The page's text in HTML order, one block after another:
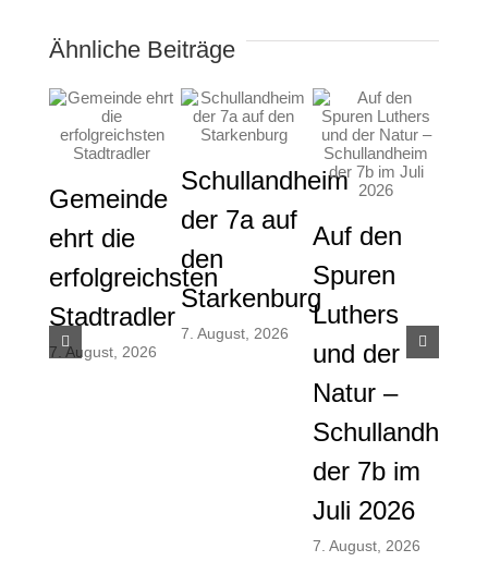
Ähnliche Beiträge
Gemeinde
ehrt die
erfolgreichsten
Stadtradler
7. August, 2026
Schullandheim
der 7a auf
den
Starkenburg
7. August, 2026
Auf den
Spuren
Luthers
und der
Natur –
Schullandheim
der 7b im
Juli 2026
7. August, 2026